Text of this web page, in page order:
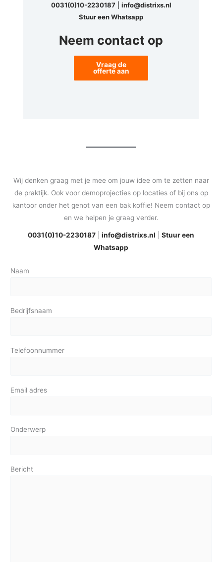
0031(0)10-2230187| info@distrixs.nl
Stuur een Whatsapp
Neem contact op
Vraag de
offerte aan
Wij denken graag met je mee om jouw idee om te zetten naar
de praktijk. Ook voor demoprojecties op locaties of bij ons op
kantoor onder het genot van een bak koffie! Neem contact op
en we helpen je graag verder.
0031(0)10-2230187 info@distrixs.nl
Stuur een
Whatsapp
Naam
Bedrijfsnaam
Telefoonnummer
Email adres
Onderwerp
Bericht